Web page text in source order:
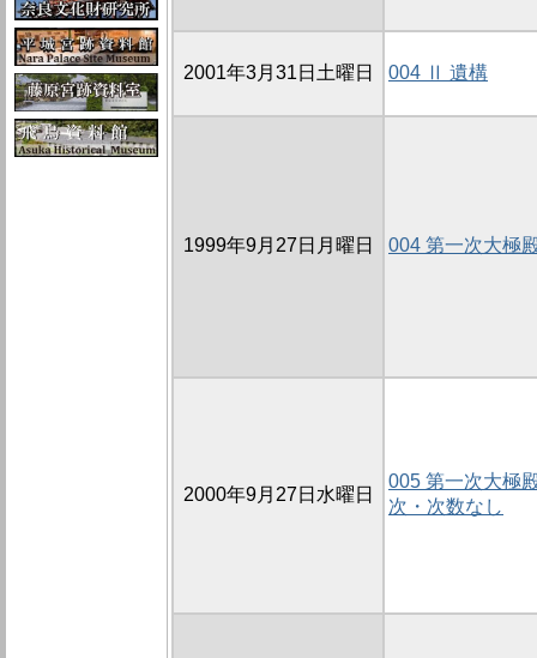
2001年3月31日土曜日 004 Ⅱ 遺構
1999年9月27日月曜日 004 第一次大極
2000年9月27日水曜日
005 第一次大極
次・次数なし